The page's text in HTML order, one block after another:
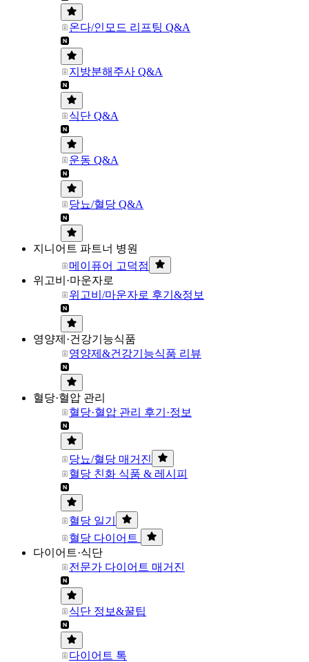
온다/인모드 리프팅 Q&A
지방분해주사 Q&A
식단 Q&A
운동 Q&A
당뇨/혈당 Q&A
지니어트 파트너 병원
메이퓨어 고덕점
위고비·마운자로
위고비/마운자로 후기&정보
영양제·건강기능식품
영양제&건강기능식품 리뷰
혈당·혈압 관리
혈당·혈압 관리 후기·정보
당뇨/혈당 매거진
혈당 친화 식품 & 레시피
혈당 일기
혈당 다이어트
다이어트·식단
전문가 다이어트 매거진
식단 정보&꿀팁
다이어트 톡